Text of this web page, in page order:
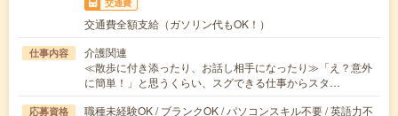
交通費
交通費全額支給（ガソリン代もOK！）
仕事内容
介護関連
≪散歩に付き添ったり、お話し相手になったり≫「え？意外
に簡単！」と思うくらい、スグできる仕事からスタ…
応募資格
職種未経験OK / ブランクOK / パソコンスキル不要 / 英語力不